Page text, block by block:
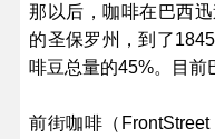
那以后，咖啡在巴西
的圣保罗州，到了
啡豆总量的45%。目前
前街咖啡（